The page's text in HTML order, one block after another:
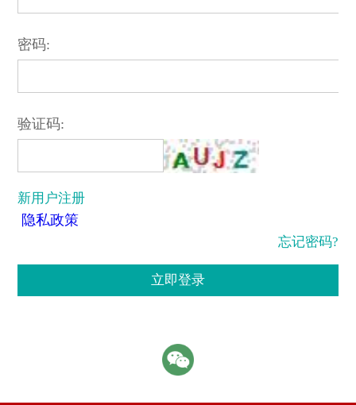
密码:
验证码:
新用户注册
隐私政策
忘记密码?
立即登录